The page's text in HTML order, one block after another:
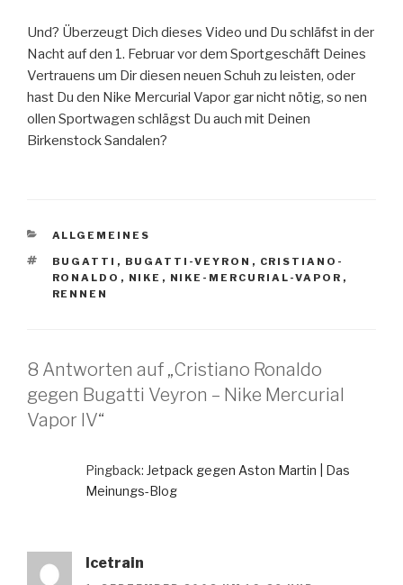
Und? Überzeugt Dich dieses Video und Du schläfst in der
Nacht auf den 1. Februar vor dem Sportgeschäft Deines
Vertrauens um Dir diesen neuen Schuh zu leisten, oder
hast Du den Nike Mercurial Vapor gar nicht nötig, so nen
ollen Sportwagen schlägst Du auch mit Deinen
Birkenstock Sandalen?
KATEGORIEN
ALLGEMEINES
SCHLAGWÖRTER
BUGATTI , BUGATTI-VEYRON , CRISTIANO-
RONALDO , NIKE , NIKE-MERCURIAL-VAPOR ,
RENNEN
8 Antworten auf „Cristiano Ronaldo
gegen Bugatti Veyron – Nike Mercurial
Vapor IV“
Pingback: Jetpack gegen Aston Martin | Das
Meinungs-Blog
Icetrain